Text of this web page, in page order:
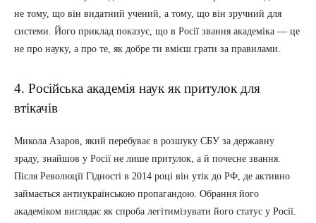
не тому, що він видатний учений, а тому, що він зручний для
системи. Його приклад показує, що в Росії звання академіка — це
не про науку, а про те, як добре ти вмієш грати за правилами.
4. Російська академія наук як притулок для
втікачів
Микола Азаров, який перебуває в розшуку СБУ за державну
зраду, знайшов у Росії не лише притулок, а й почесне звання.
Після Революції Гідності в 2014 році він утік до РФ, де активно
займається антиукраїнською пропагандою. Обрання його
академіком виглядає як спроба легітимізувати його статус у Росії.